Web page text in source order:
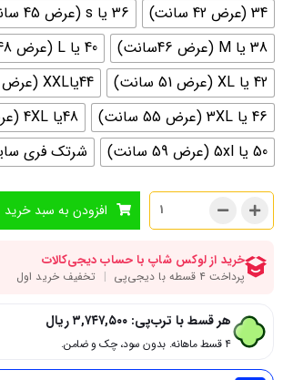
34 (عرض 42 سانت)
36 یا s (عرض 45 سانت)
38 یا M (عرض 46سانت)
40 یا L (عرض 48 سانت)
42 یا XL (عرض 51 سانت)
44یاXXL (عرض 53 سانت)
46 یا 3XL (عرض 55 سانت)
48یا 4XL (عرض 57 سانت)
50 یا 5xl (عرض 59 سانت)
شرتک فری
افزودن به سبد خرید
هر قسط با ترب‌پی: ۳,۷۴۷,۵۰۰ریال
۴ قسط ماهانه. بدون سود، چک و ضامن.